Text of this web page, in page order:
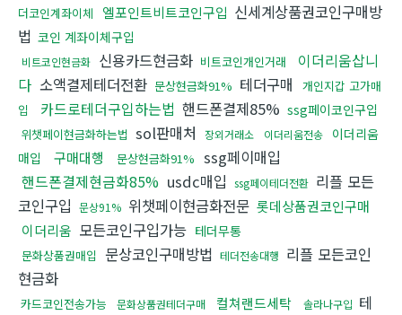
더코인계좌이체
엘포인트비트코인구입 신세계상품권코인구매방
법 코인 계좌이체구입
비트코인현금화 신용카드현금화 비트코인개인거래
이더리움삽니
다 소액결제테더전환 문상현금화91% 테더구매
개인지갑 고가매
입
카드로테더구입하는법 핸드폰결제85% ssg페이코인구입
위챗페이현금화하는법 sol판매처 장외거래소 이더리움전송
이더리움
매입
구매대행 문상현금화91% ssg페이매입
핸드폰결제현금화85% usdc매입 ssg페이테더전환 리플 모든
코인구입 문상91% 위챗페이현금화전문 롯데상품권코인구매
이더리움 모든코인구입가능 테더무통
문화상품권매입 문상코인구매방법 테더전송대행 리플 모든코인
현금화
카드코인전송가능 문화상품권테더구매 컬쳐랜드세탁 솔라나구입 테